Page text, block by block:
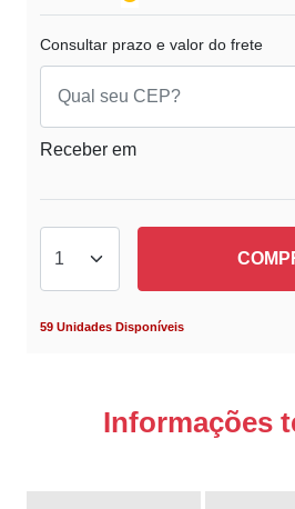
Consultar prazo e valor do frete
Receber em
59 Unidades Disponíveis
Informações